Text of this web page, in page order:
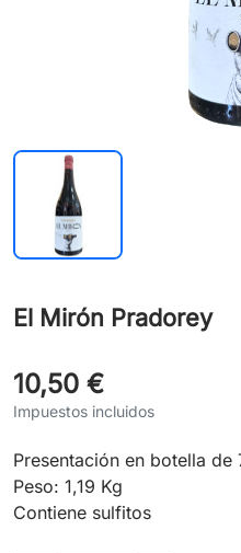
El Mirón Pradorey
10,50 €
Impuestos incluidos
Presentación en botella de
Peso: 1,19 Kg
Contiene sulfitos